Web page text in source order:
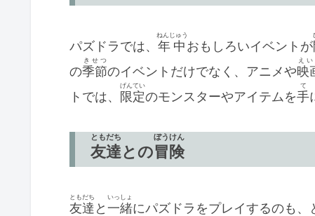
パズドラでは、 年中
ねんじゅう
おもしろいイベントが
の季節
きせつ
のイベントだけでなく、アニメや映
えい
トでは、 限定
げんてい
のモンスターやアイテムを手
て
友達
ともだち
との冒険
ぼうけん
友達
ともだち
と一緒
いっしょ
にパズドラをプレイするのも、